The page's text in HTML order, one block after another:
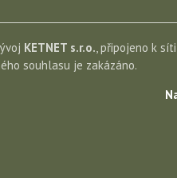
KETNET s.r.o., připojeno k
souhlasu je zakázáno.